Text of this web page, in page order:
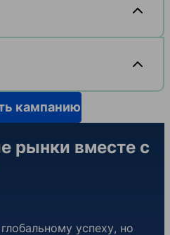
кампанию
рынки вместе с
успеху, но